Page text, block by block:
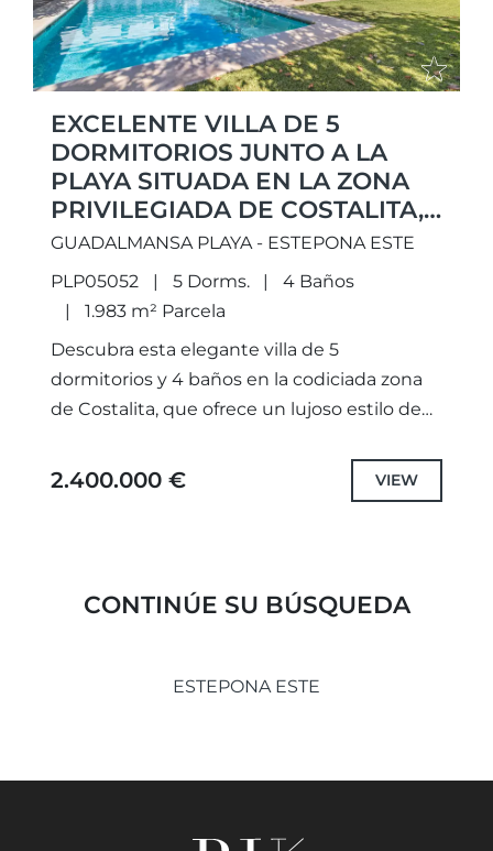
EXCELENTE VILLA DE 5
DORMITORIOS JUNTO A LA
PLAYA SITUADA EN LA ZONA
PRIVILEGIADA DE COSTALITA,
ESTEPONA
GUADALMANSA PLAYA - ESTEPONA ESTE
PLP05052
5 Dorms.
4 Baños
1.983 m² Parcela
Descubra esta elegante villa de 5
dormitorios y 4 baños en la codiciada zona
de Costalita, que ofrece un lujoso estilo de
2.400.000 € VIEW
CONTINÚE SU BÚSQUEDA
ESTEPONA ESTE